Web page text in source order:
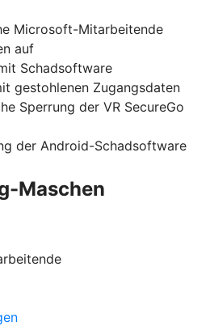
Microsoft-Mitarbeitende
auf
Schadsoftware
gestohlenen Zugangsdaten
Sperrung der VR SecureGo
der Android-Schadsoftware
Maschen